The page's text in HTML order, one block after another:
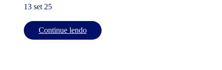
13 set 25
Continue lendo